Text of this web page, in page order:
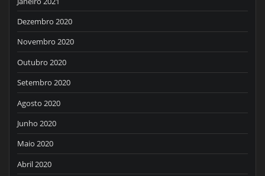
Dezembro 2020
Novembro 2020
Outubro 2020
Setembro 2020
Agosto 2020
Junho 2020
Maio 2020
Abril 2020